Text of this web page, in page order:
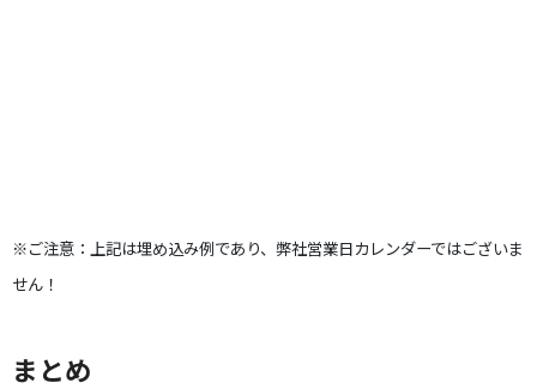
※ご注意：上記は埋め込み例であり、弊社営業日カレンダーではございま
せん！
まとめ